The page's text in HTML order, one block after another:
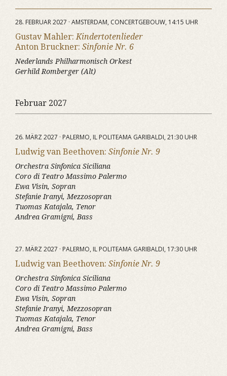
28. FEBRUAR 2027 · AMSTERDAM, CONCERTGEBOUW, 14:15 UHR
Gustav Mahler:Kindertotenlieder
Anton Bruckner: Sinfonie Nr. 6
Nederlands Philharmonisch Orkest
Gerhild Romberger (Alt)
Februar 2027
26. MÄRZ 2027 · PALERMO, IL POLITEAMA GARIBALDI, 21:30 UHR
Ludwig van Beethoven: Sinfonie Nr. 9
Orchestra Sinfonica Siciliana
Coro di Teatro Massimo Palermo
Ewa Visin, Sopran
Stefanie Iranyi, Mezzosopran
Tuomas Katajala, Tenor
Andrea Gramigni, Bass
27. MÄRZ 2027 · PALERMO, IL POLITEAMA GARIBALDI, 17:30 UHR
Ludwig van Beethoven: Sinfonie Nr. 9
Orchestra Sinfonica Siciliana
Coro di Teatro Massimo Palermo
Ewa Visin, Sopran
Stefanie Iranyi, Mezzosopran
Tuomas Katajala, Tenor
Andrea Gramigni, Bass